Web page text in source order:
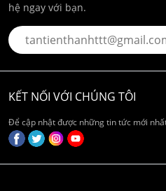
hệ ngay với bạn.
KẾT NỐI VỚI CHÚNG TÔI
Để cập nhật được những tin tức mới